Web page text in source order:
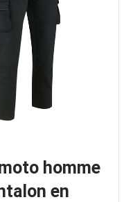
homme
en